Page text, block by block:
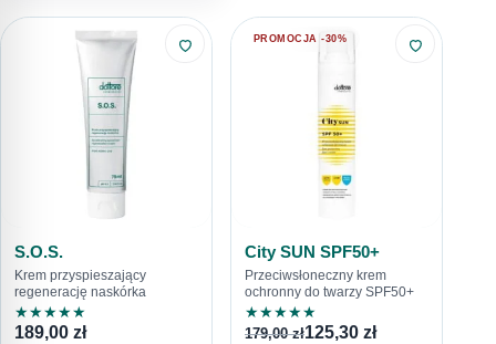
S.O.S.
Krem przyspieszający
regenerację naskórka
★★★★★
189,00 zł
PROMOCJA -30%
City SUN SPF50+
Przeciwsłoneczny krem
ochronny do twarzy SPF50+
★★★★★
179,00zł125,30 zł